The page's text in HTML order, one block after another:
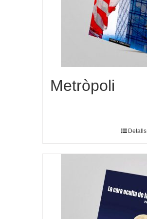
Metròpoli
Detalls